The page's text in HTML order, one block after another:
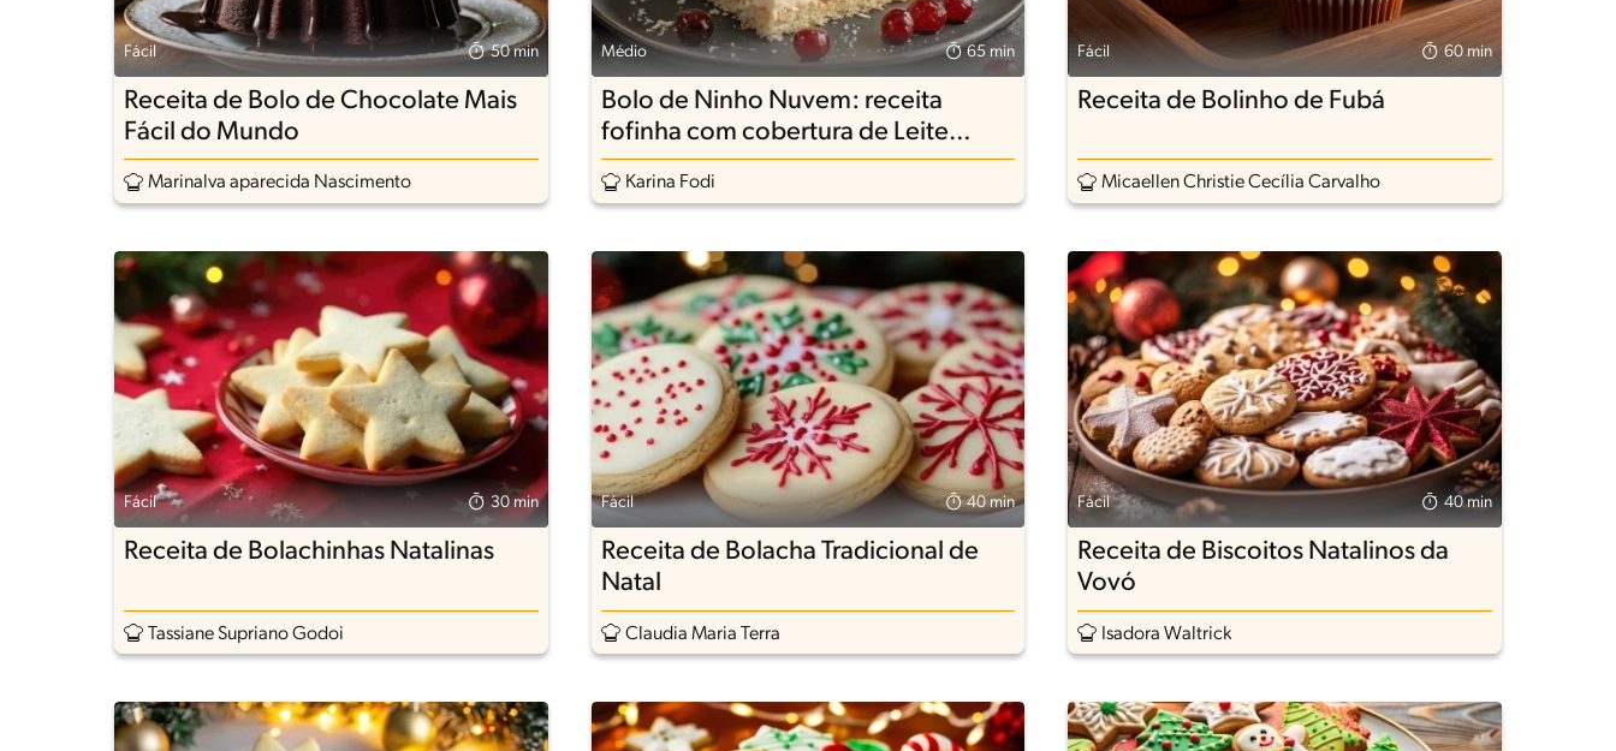
Fácil 50 min
Receita de Bolo de Chocolate Mais
Fácil do Mundo
Marinalva aparecida Nascimento
Médio 65 min
Bolo de Ninho Nuvem: receita
fofinha com cobertura de Leite
Ninho
Karina Fodi
Fácil 60 min
Receita de Bolinho de Fubá
Micaellen Christie Cecília Carvalho
Fácil 30 min
Receita de Bolachinhas Natalinas
Tassiane Supriano Godoi
Fácil 40 min
Receita de Bolacha Tradicional de
Natal
Claudia Maria Terra
Fácil 40 min
Receita de Biscoitos Natalinos da
Vovó
Isadora Waltrick